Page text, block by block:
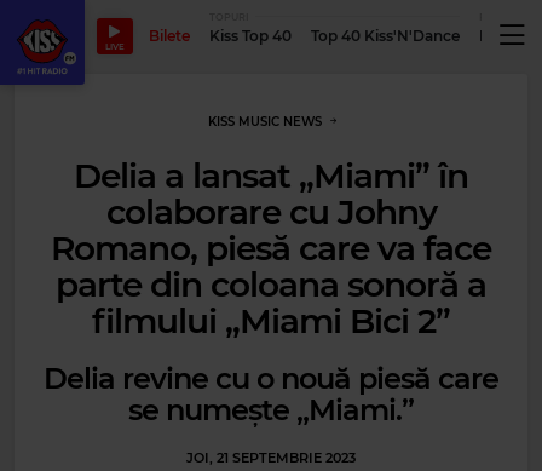
LIVE
Bilete Kiss Top 40 Top 40 Kiss'N'Dance
KISS MUSIC NEWS
Delia a lansat „Miami” în
colaborare cu Johny
Romano, piesă care va face
parte din coloana sonoră a
filmului „Miami Bici 2”
Delia revine cu o nouă piesă care
se numește „Miami.”
JOI, 21 SEPTEMBRIE 2023